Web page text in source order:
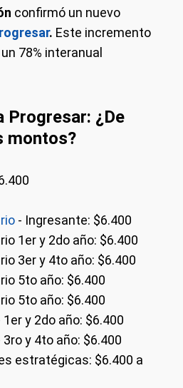
confirmó un nuevo
. Este incremento
78% interanual
Progresar: ¿De
montos?
- Ingresante: $6.400
1er y 2do año: $6.400
3er y 4to año: $6.400
5to año: $6.400
5to año: $6.400
y 2do año: $6.400
y 4to año: $6.400
estratégicas: $6.400 a